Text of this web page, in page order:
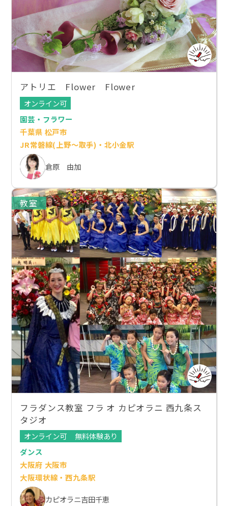
アトリエ Flower Flower
オンライン可
園芸・フラワー
千葉県 松戸市
JR常磐線(上野～取手)・北小金駅
倉原 由加
教室
フラダンス教室 フラ オ カピオラニ 西九条ス
タジオ
オンライン可
無料体験あり
ダンス
大阪府 大阪市
大阪環状線・西九条駅
カピオラニ吉田千恵